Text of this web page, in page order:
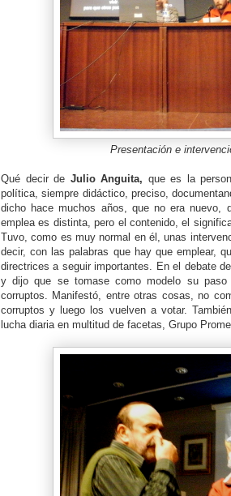
Presentación e
Qué decir de Julio Anguita, que es la
política, siempre didáctico, preciso,
dicho hace muchos años, que no era nuevo,
emplea es distinta, pero el contenido, el
Tuvo, como es muy normal en él, unas
decir, con las palabras que hay que emplear,
directrices a seguir importantes. En el debate
y dijo que se tomase como modelo su
corruptos. Manifestó, entre otras cosas, no
corruptos y luego los vuelven a votar.
lucha diaria en multitud de facetas, Grupo